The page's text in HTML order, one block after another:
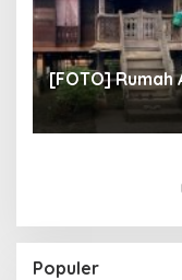
[FOTO] Rumah
Populer